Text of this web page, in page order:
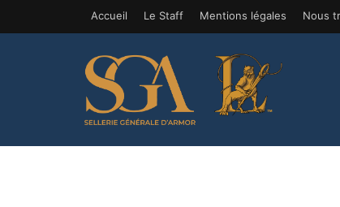
Accueil Le Staff Mentions légales Nous